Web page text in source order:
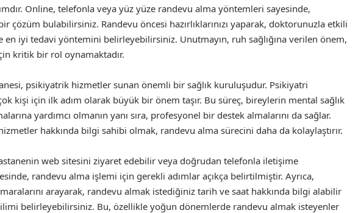
Online, telefonla veya yüz yüze randevu alma yöntemleri sayesinde,
çözüm bulabilirsiniz. Randevu öncesi hazırlıklarınızı yaparak, doktorunuzla etkili
iyi tedavi yöntemini belirleyebilirsiniz. Unutmayın, ruh sağlığına verilen önem,
kritik bir rol oynamaktadır.
psikiyatrik hizmetler sunan önemli bir sağlık kuruluşudur. Psikiyatri
kişi için ilk adım olarak büyük bir önem taşır. Bu süreç, bireylerin mental sağlık
yardımcı olmanın yanı sıra, profesyonel bir destek almalarını da sağlar.
hakkında bilgi sahibi olmak, randevu alma sürecini daha da kolaylaştırır.
web sitesini ziyaret edebilir veya doğrudan telefonla iletişime
randevu alma işlemi için gerekli adımlar açıkça belirtilmiştir. Ayrıca,
arayarak, randevu almak istediğiniz tarih ve saat hakkında bilgi alabilir
belirleyebilirsiniz. Bu, özellikle yoğun dönemlerde randevu almak isteyenler